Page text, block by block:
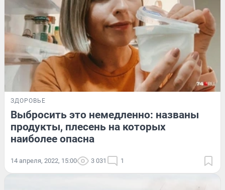
ЗДОРОВЬЕ
Выбросить это немедленно: названы
продукты, плесень на которых
наиболее опасна
14 апреля, 2022, 15:00 3 031 1